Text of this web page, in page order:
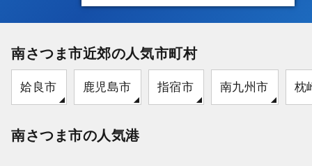
南さつま市近郊の人気市町村
姶良市 鹿児島市 指宿市 南九州市 枕
南さつま市の人気港